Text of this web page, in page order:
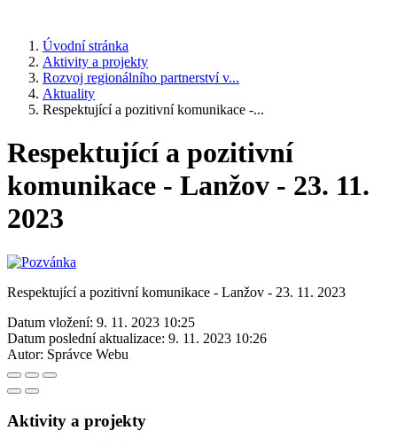
Úvodní stránka
Aktivity a projekty
Rozvoj regionálního partnerství v...
Aktuality
Respektující a pozitivní komunikace -...
Respektující a pozitivní
komunikace - Lanžov - 23. 11.
2023
Respektující a pozitivní komunikace - Lanžov - 23. 11. 2023
Datum vložení: 9. 11. 2023 10:25
Datum poslední aktualizace: 9. 11. 2023 10:26
Autor: Správce Webu
Aktivity a projekty